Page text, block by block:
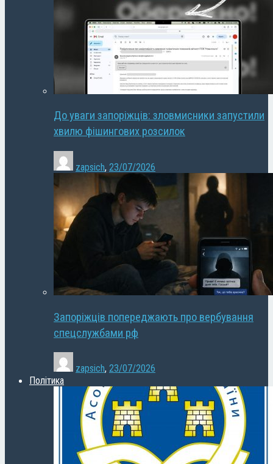
До уваги запоріжців: зловмисники запустили
хвилю фішингових розсилок
zapsich, 23/07/2026
Запоріжців попереджають про вербування
спецслужбами рф
zapsich, 23/07/2026
Політика